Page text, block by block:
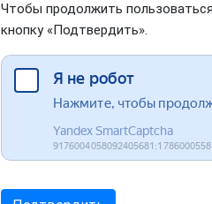
Чтобы продолжить
кнопку «Подтвердить».